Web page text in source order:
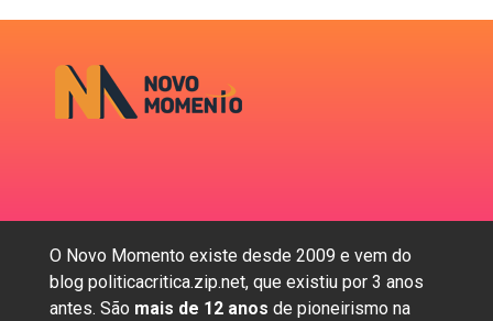
O Novo Momento existe desde 2009 e vem do
blog politicacritica.zip.net, que existiu por 3 anos
antes. São mais de 12 anos de pioneirismo na